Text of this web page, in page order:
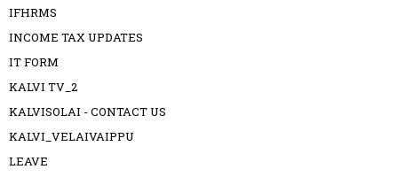
IFHRMS
INCOME TAX UPDATES
IT FORM
KALVI TV_2
KALVISOLAI - CONTACT US
KALVI_VELAIVAIPPU
LEAVE